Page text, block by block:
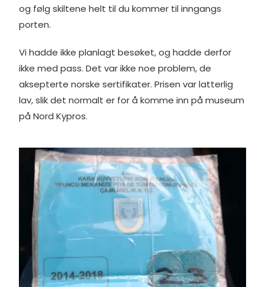
og følg skiltene helt til du kommer til inngangs
porten.
Vi hadde ikke planlagt besøket, og hadde derfor
ikke med pass. Det var ikke noe problem, de
aksepterte norske sertifikater. Prisen var latterlig
lav, slik det normalt er for å komme inn på museum
på Nord Kypros.